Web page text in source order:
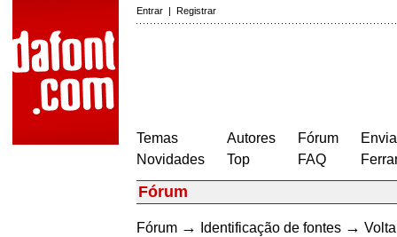
Entrar | Registrar
Temas
Novidades
Autores
Top
Fórum
FAQ
Fórum
Fórum → Identificação de fontes →